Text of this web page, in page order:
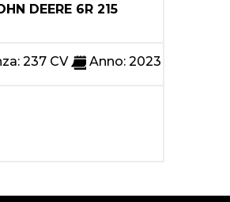
DEERE 6R 215
237 CV Anno: 2023